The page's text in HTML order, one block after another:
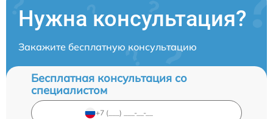
Нужна консультация?
Закажите бесплатную консультацию
Бесплатная консультация со
специалистом